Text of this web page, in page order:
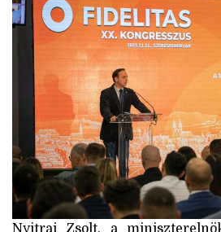
Nyitrai Zsolt, a